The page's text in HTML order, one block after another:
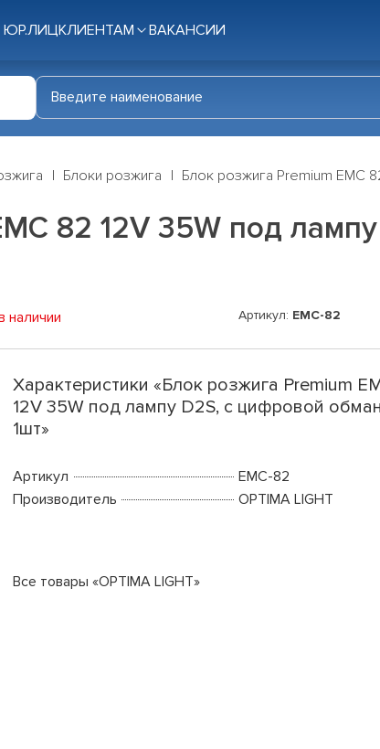
ЮР.ЛИЦКЛИЕНТАМ ВАКАНСИИ
Блоки розжига Блок розжига Premium EMC
82 12V 35W под
наличии Артикул: EMC-82
Характеристики «Блок розжига Premium
12V 35W под лампу D2S, с цифровой
1шт»
Артикул
EMC-82
Производитель
OPTIMA LIGHT
Все товары «OPTIMA LIGHT»